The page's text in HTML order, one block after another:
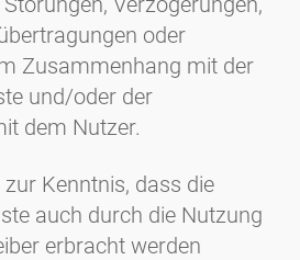
oder
Zusammenhang mit der
und/oder der
dem Nutzer.
Kenntnis, dass die
auch durch die Nutzung
erbracht werden